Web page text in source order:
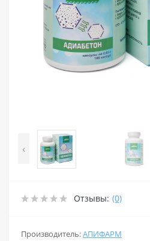
‹
Отзывы: (0)
Производитель:АПИФАРМ